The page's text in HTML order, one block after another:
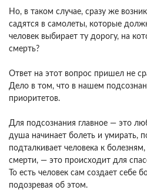
Но, в таком случае, сразу же
садятся в самолеты, которые
человек выбирает ту дорогу, на
смерть?
Ответ на этот вопрос пришел не
Дело в том, что в нашем
приоритетов.
Для подсознания главное — это
душа начинает болеть и умирать,
подталкивает человека к
смерти, — это происходит для
То есть человек сам создает себе
подозревая об этом.